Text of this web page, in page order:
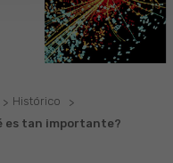
Histórico
es tan importante?